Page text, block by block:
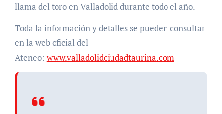
llama del toro en Valladolid durante todo el año.
Toda la información y detalles se pueden consultar
en la web oficial del
Ateneo: www.valladolidciudadtaurina.com